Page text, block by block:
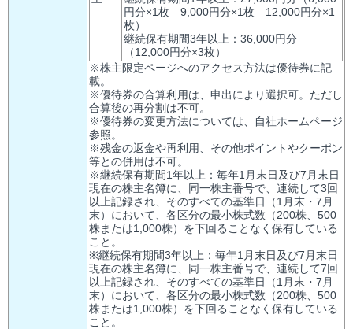
円分×1枚 9,000円分×1枚 12,000円分×1
枚）
継続保有期間3年以上：36,000円分
（12,000円分×3枚）
※株主限定ページへのアクセス方法は優待券に記
載。
※優待券の合算利用は、申出により選択可。ただし
合算後の再分割は不可。
※優待券の変更方法については、自社ホームページ
参照。
※残金の返金や再利用、その他ポイントやクーポン
等との併用は不可。
※継続保有期間1年以上：毎年1月末日及び7月末日
現在の株主名簿に、同一株主番号で、連続して3回
以上記録され、そのすべての基準日（1月末・7月
末）において、各区分の最小株式数（200株、500
株または1,000株）を下回ることなく保有している
こと。
※継続保有期間3年以上：毎年1月末日及び7月末日
現在の株主名簿に、同一株主番号で、連続して7回
以上記録され、そのすべての基準日（1月末・7月
末）において、各区分の最小株式数（200株、500
株または1,000株）を下回ることなく保有している
こと。